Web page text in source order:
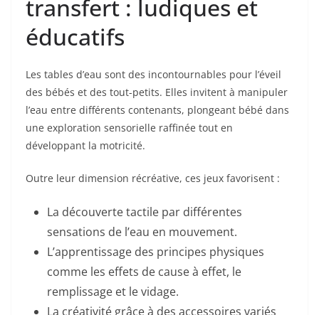
transfert : ludiques et
éducatifs
Les tables d’eau sont des incontournables pour l’éveil
des bébés et des tout-petits. Elles invitent à manipuler
l’eau entre différents contenants, plongeant bébé dans
une exploration sensorielle raffinée tout en
développant la motricité.
Outre leur dimension récréative, ces jeux favorisent :
La découverte tactile par différentes
sensations de l’eau en mouvement.
L’apprentissage des principes physiques
comme les effets de cause à effet, le
remplissage et le vidage.
La créativité grâce à des accessoires variés